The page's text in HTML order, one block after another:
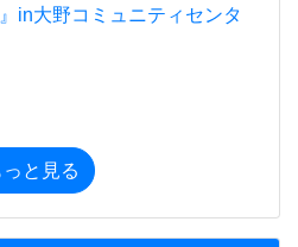
in大野コミュニティセンタ
っと見る